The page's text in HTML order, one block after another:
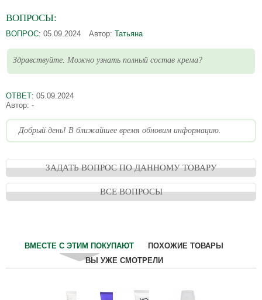
ВОПРОСЫ:
ВОПРОС: 05.09.2024 Автор: Татьяна
Здравствуйте. Можно узнать полный состав крема?
ОТВЕТ: 05.09.2024
Автор: -
Добрый день! В ближайшее время обновим информацию.
ЗАДАТЬ ВОПРОС ПО ДАННОМУ ТОВАРУ
ВСЕ ВОПРОСЫ
ВМЕСТЕ С ЭТИМ ПОКУПАЮТ
ПОХОЖИЕ ТОВАРЫ
ВЫ УЖЕ СМОТРЕЛИ